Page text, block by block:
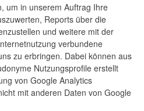
um in unserem Auftrag Ihre
Reports über die
und weitere mit der
verbundene
zu erbringen. Dabei können aus
Nutzungsprofile erstellt
von Google Analytics
mit anderen Daten von Google